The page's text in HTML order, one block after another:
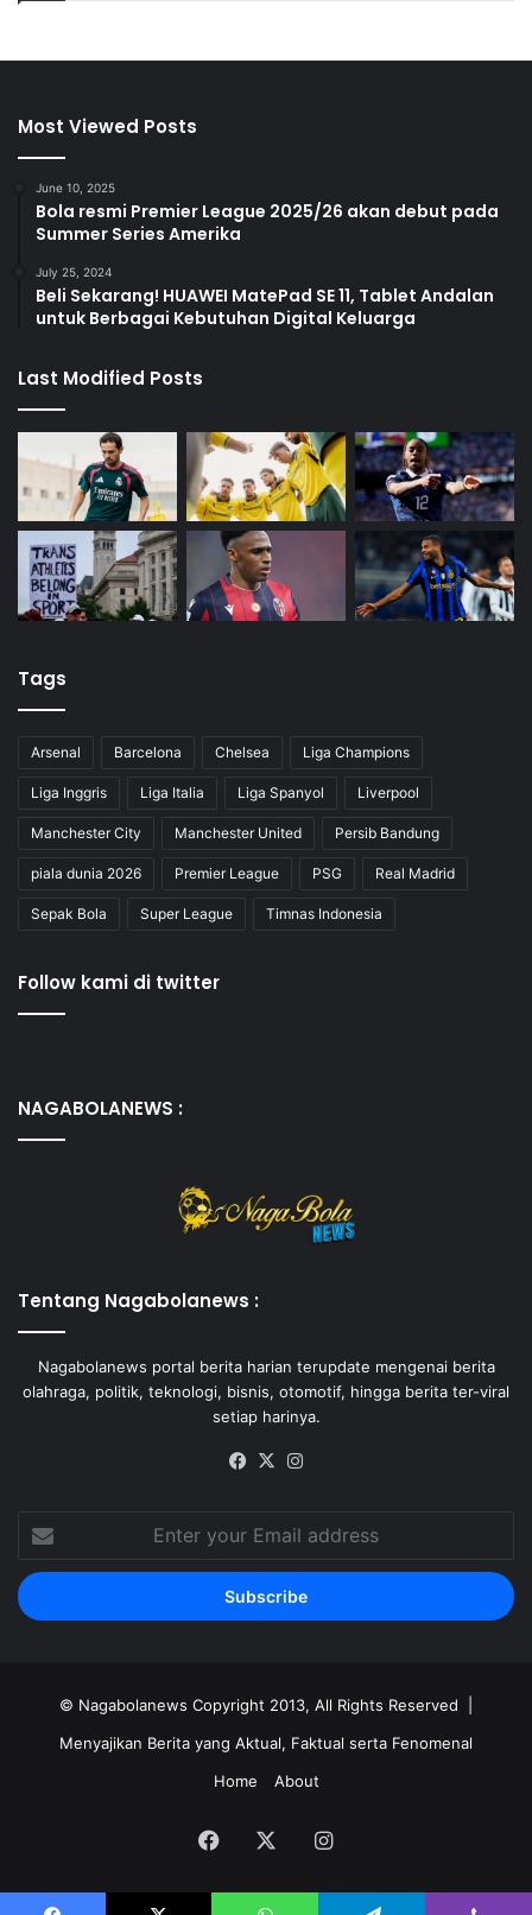
Most Viewed Posts
June 10, 2025
Bola resmi Premier League 2025/26 akan debut pada
Summer Series Amerika
July 25, 2024
Beli Sekarang! HUAWEI MatePad SE 11, Tablet Andalan
untuk Berbagai Kebutuhan Digital Keluarga
Last Modified Posts
Tags
Arsenal Barcelona Chelsea Liga Champions
Liga Inggris Liga Italia Liga Spanyol Liverpool
Manchester City Manchester United Persib Bandung
piala dunia 2026 Premier League PSG Real Madrid
Sepak Bola Super League Timnas Indonesia
Follow kami di twitter
NAGABOLANEWS :
Tentang Nagabolanews :
Nagabolanews portal berita harian terupdate mengenai berita
olahraga, politik, teknologi, bisnis, otomotif, hingga berita ter-viral
setiap harinya.
Facebook
X
your
Email
address
© Nagabolanews Copyright 2013, All Rights Reserved |
Menyajikan Berita yang Aktual, Faktual serta Fenomenal
Home
About
Facebook Instagram